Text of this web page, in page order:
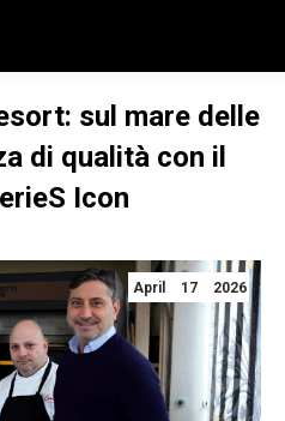
sul mare delle
di qualità con il
Icon
April 17 2026